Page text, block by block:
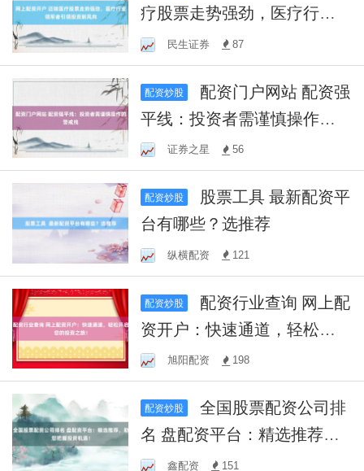
疗股票走势强劲，医疗行业
领军者引领投资新风向
民生证券 87
配资炒股
平线：投资者需谨慎操作的
警戒线证券之星 56
配资炒股
台有哪些？选推荐
纵横配资 121
配资炒股
资开户：快速通道，轻松开
启您的投资之旅！
旭阳配资 198
配资炒股
全国股票配资公司排
名 盘配资平台：精选推荐，
助您把握投资机遇！
鑫配资 151